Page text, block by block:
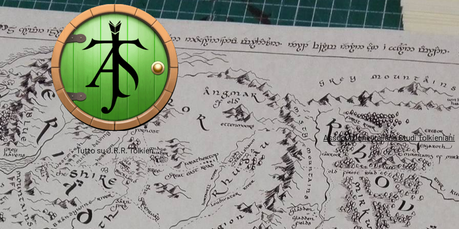
Associazione Italiana Studi Tolkieniani
Tutto su J.R.R. Tolkien